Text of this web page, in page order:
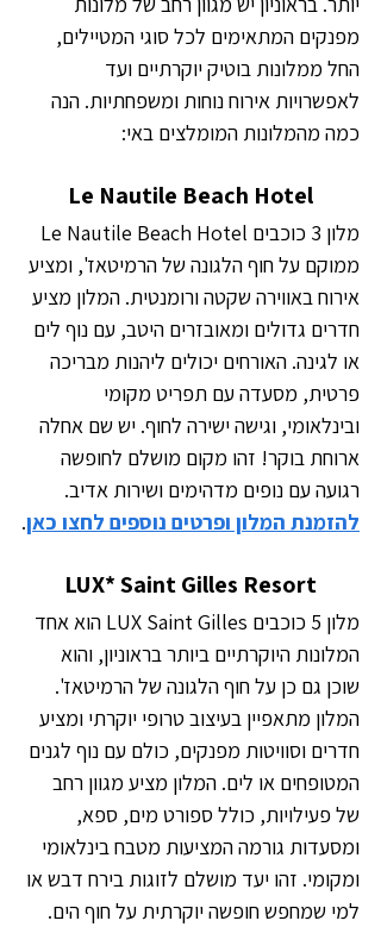
מפנקים המתאימים לכל סוגי המטיילים,
החל ממלונות בוטיק יוקרתיים ועד
לאפשרויות אירוח נוחות ומשפחתיות. הנה
כמה מהמלונות המומלצים באי:
Le Nautile Beach Hotel
ממוקם על חוף הלגונה של הרמיטאז', ומציע
אירוח באווירה שקטה ורומנטית. המלון מציע
חדרים גדולים ומאובזרים היטב, עם נוף לים
או לגינה. האורחים יכולים ליהנות מבריכה
פרטית, מסעדה עם תפריט מקומי
ובינלאומי, וגישה ישירה לחוף. יש שם אחלה
ארוחת בוקר! זהו מקום מושלם לחופשה
רגועה עם נופים מדהימים ושירות אדיב.
להזמנת המלון ופרטים נוספים לחצו כאן.
LUX* Saint Gilles Resort
מלון 5 כוכבים LUX Saint Gilles הוא אחד
המלונות היוקרתיים ביותר בראוניון, והוא
שוכן גם כן על חוף הלגונה של הרמיטאז'.
המלון מתאפיין בעיצוב טרופי יוקרתי ומציע
חדרים וסוויטות מפנקים, כולם עם נוף לגנים
המטופחים או לים. המלון מציע מגוון רחב
של פעילויות, כולל ספורט מים, ספא,
ומסעדות גורמה המציעות מטבח בינלאומי
ומקומי. זהו יעד מושלם לזוגות בירח דבש או
למי שמחפש חופשה יוקרתית על חוף הים.